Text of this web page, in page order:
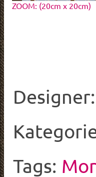
ZOOM: (20cm x 20cm)
Designer:
Tags: